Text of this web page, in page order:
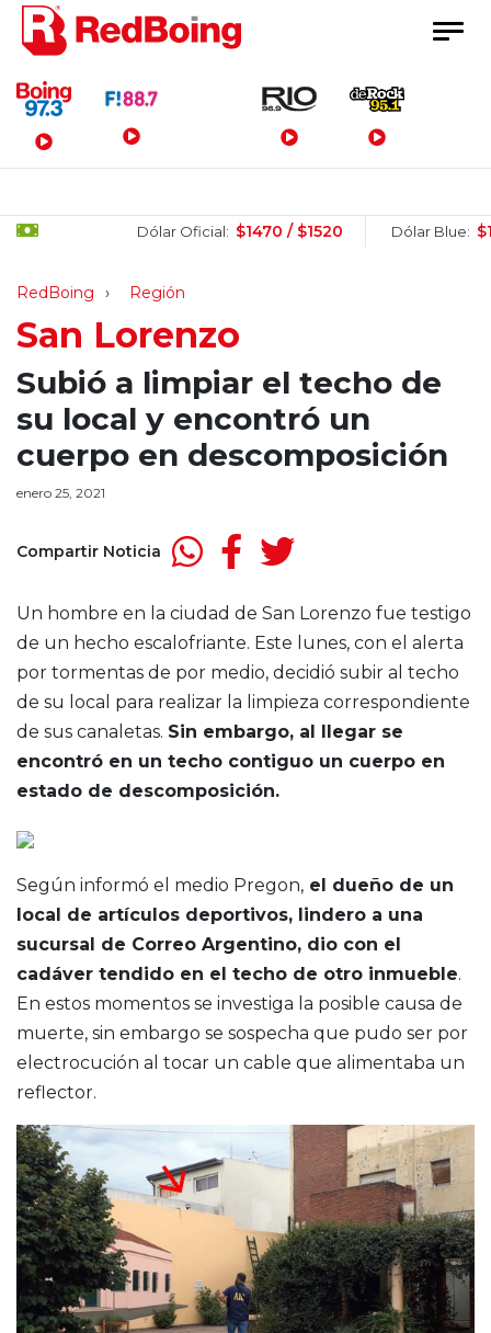
Menú Principal
Dólar Oficial: $1470 / $1520 Dólar Blue:
RedBoing Región
San Lorenzo
Subió a limpiar el techo de
su local y encontró un
cuerpo en descomposición
enero 25, 2021
Compartir Noticia
Un hombre en la ciudad de San Lorenzo fue testigo
de un hecho escalofriante. Este lunes, con el alerta
por tormentas de por medio, decidió subir al techo
de su local para realizar la limpieza correspondiente
de sus canaletas. Sin embargo, al llegar se
encontró en un techo contiguo un cuerpo en
estado de descomposición.
Según informó el medio Pregon, el dueño de un
local de artículos deportivos, lindero a una
sucursal de Correo Argentino, dio con el
cadáver tendido en el techo de otro inmueble.
En estos momentos se investiga la posible causa de
muerte, sin embargo se sospecha que pudo ser por
electrocución al tocar un cable que alimentaba un
reflector.